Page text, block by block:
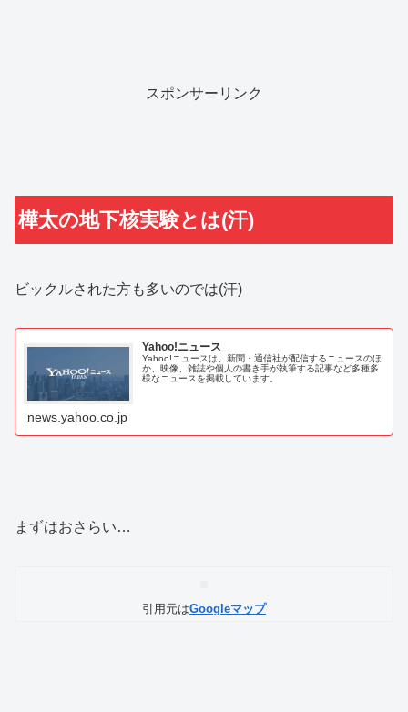
スポンサーリンク
樺太の地下核実験とは(汗)
ビックルされた方も多いのでは(汗)
Yahoo!ニュース
Yahoo!ニュースは、新聞・通信社が配信するニュースのほ
か、映像、雑誌や個人の書き手が執筆する記事など多種多
様なニュースを掲載しています。
news.yahoo.co.jp
まずはおさらい…
引用元はGoogleマップ